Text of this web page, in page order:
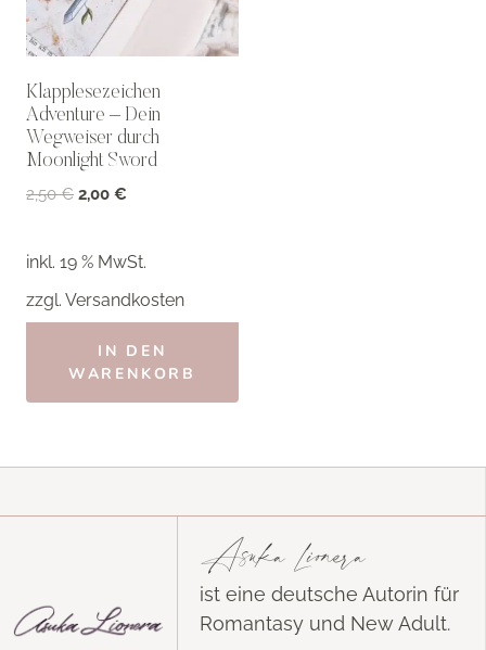
Klapplesezeichen
Adventure – Dein
Wegweiser durch
Moonlight Sword
2,50€ Ursprünglicher
2,50 €
2,00 €
2,00 €.
inkl. 19 % MwSt.
zzgl. Versandkosten
IN DEN
WARENKORB
Asuka Lionera
ist eine deutsche Autorin für
Romantasy und New Adult.